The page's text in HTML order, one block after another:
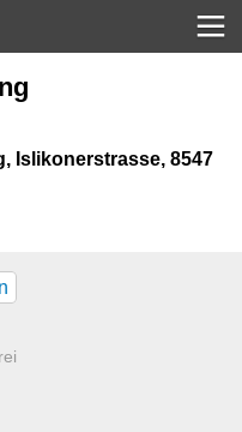
, Islikonerstrasse, 8547